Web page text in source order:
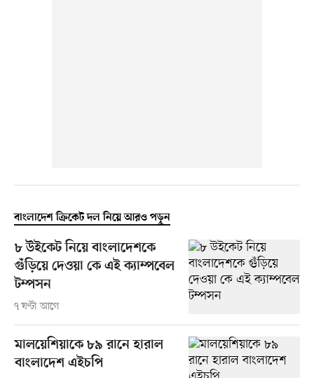
বাংলাদেশ ক্রিকেট দল নিয়ে আরও পড়ুন
৮ উইকেট নিয়ে বাংলাদেশকে
গুঁড়িয়ে দেওয়া কে এই ক্যাম্পবেল
টম্পসন
৭ ঘণ্টা আগে
মালয়েশিয়াকে ৮৯ রানে হারাল
বাংলাদেশ এইচপি